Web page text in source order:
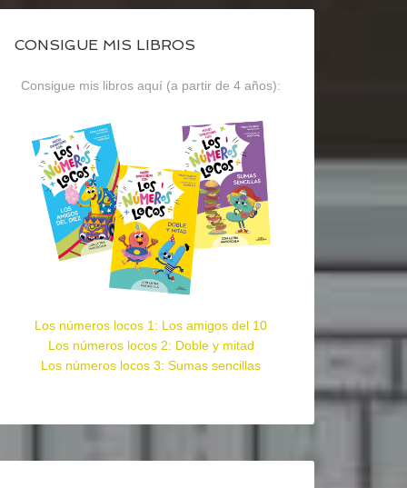
CONSIGUE MIS LIBROS
Consigue mis libros aquí (a partir de 4 años):
Los números locos 1: Los amigos del 10
Los números locos 2: Doble y mitad
Los números locos 3: Sumas sencillas